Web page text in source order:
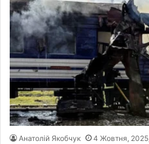
Анатолій Якобчук 4 Жовтня,